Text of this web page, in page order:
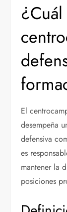
El
desempeña
defensiva
es
mantener la
posiciones